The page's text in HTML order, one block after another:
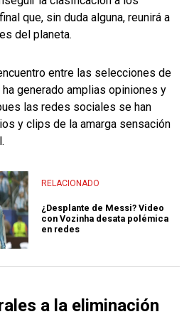
que, sin duda alguna, reunirá a
del planeta.
entre las selecciones de
generado amplias opiniones y
las redes sociales se han
y clips de la amarga sensación
RELACIONADO
¿Desplante de Messi? Video
con Vozinha desata polémica
en redes
a la eliminación